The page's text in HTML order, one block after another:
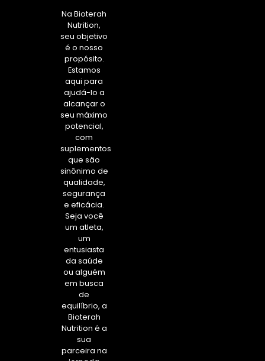
Na Bioterah
Nutrition,
seu objetivo
é o nosso
propósito.
Estamos
aqui para
ajudá-lo a
alcançar o
seu máximo
potencial,
com
suplementos
que são
sinônimo de
qualidade,
segurança
e eficácia.
Seja você
um atleta,
um
entusiasta
da saúde
ou alguém
em busca
de
equilíbrio, a
Bioterah
Nutrition é a
sua
parceira na